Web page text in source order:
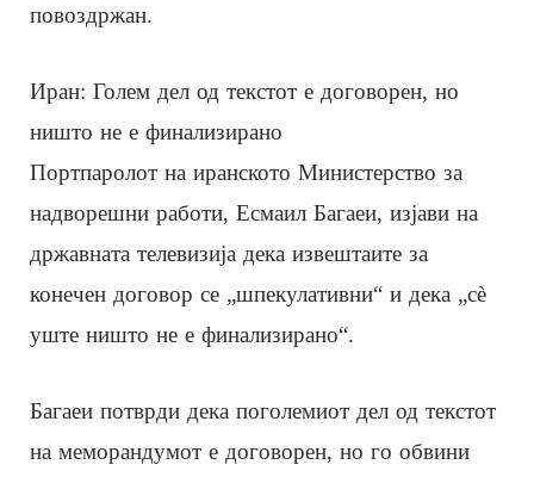
повоздржан.
Иран: Голем дел од текстот е договорен, но
ништо не е финализирано
Портпаролот на иранското Министерство за
надворешни работи, Есмаил Багаеи, изјави на
државната телевизија дека извештаите за
конечен договор се „шпекулативни“ и дека „сè
уште ништо не е финализирано“.
Багаеи потврди дека поголемиот дел од текстот
на меморандумот е договорен, но го обвини